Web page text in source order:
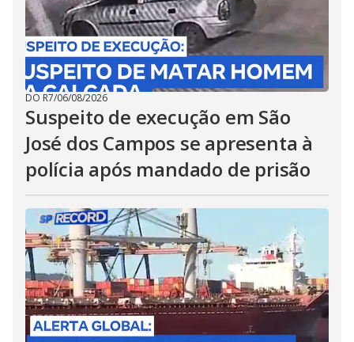
DO R7/06/08/2026
Suspeito de execução em São
José dos Campos se apresenta à
polícia após mandado de prisão